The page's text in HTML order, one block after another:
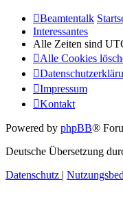
Beamtentalk
Interessantes
Alle Zeiten sind
Alle Cookies
Impressum
Kontakt
Powered by phpBB®
Deutsche Übersetzung
Datenschutz |